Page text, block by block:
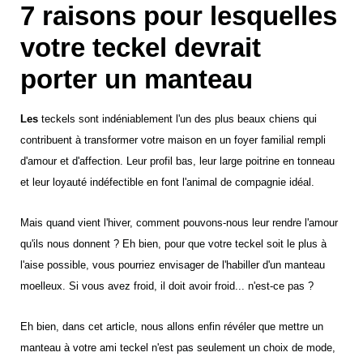
7 raisons pour lesquelles
votre teckel devrait
porter un manteau
Les teckels sont indéniablement l'un des plus beaux chiens qui
contribuent à transformer votre maison en un foyer familial rempli
d'amour et d'affection. Leur profil bas, leur large poitrine en tonneau
et leur loyauté indéfectible en font l'animal de compagnie idéal.
Mais quand vient l'hiver, comment pouvons-nous leur rendre l'amour
qu'ils nous donnent ? Eh bien, pour que votre teckel soit le plus à
l'aise possible, vous pourriez envisager de l'habiller d'un manteau
moelleux. Si vous avez froid, il doit avoir froid... n'est-ce pas ?
Eh bien, dans cet article, nous allons enfin révéler que mettre un
manteau à votre ami teckel n'est pas seulement un choix de mode,